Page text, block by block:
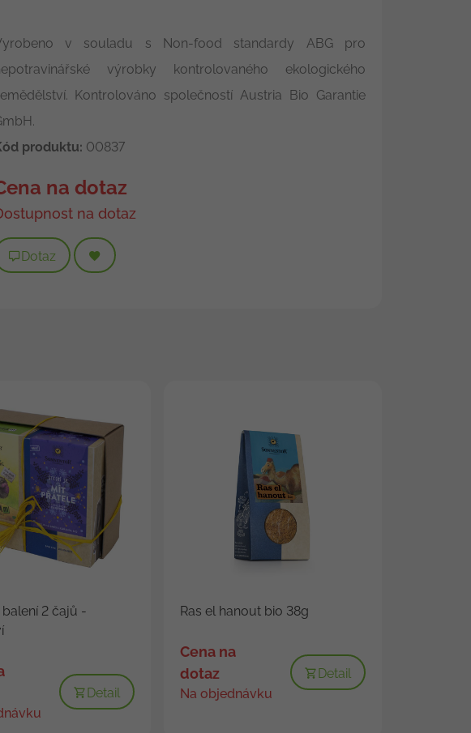
v souladu s Non-food standardy ABG pro
výrobky kontrolovaného ekologického
Kontrolováno společností Austria Bio Garantie
produktu: 00837
na dotaz
na dotaz
Dotaz
2 čajů -
Detail
Ras el hanout bio 38g
Cena na
dotaz
Na objednávku
Detail